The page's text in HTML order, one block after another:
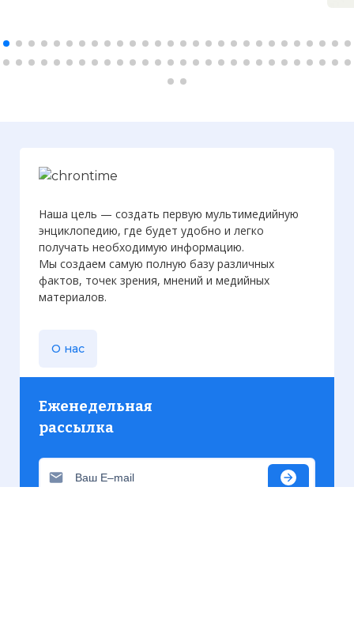
Наша цель — создать первую мультимедийную
энциклопедию, где будет удобно и легко
получать необходимую информацию.
Мы создаем самую полную базу различных
фактов, точек зрения, мнений и медийных
материалов.
О нас
Еженедельная
рассылка